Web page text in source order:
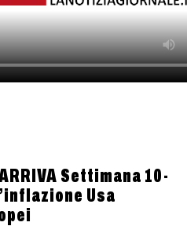
Settimana 10-
Usa